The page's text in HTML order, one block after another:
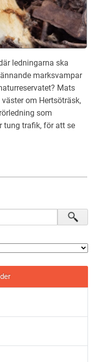
ledningarna ska
marksvampar
Mats
om Hertsöträsk,
som
tung trafik, för att se